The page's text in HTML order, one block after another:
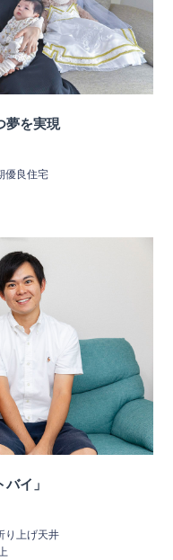
夢を実現
優良住宅
イ」
り上げ天井